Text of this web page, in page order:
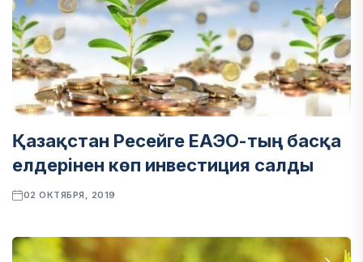
Қазақстан Ресейге ЕАЭО-тың басқа
елдерінен көп инвестиция салды
02 ОКТЯБРЯ, 2019